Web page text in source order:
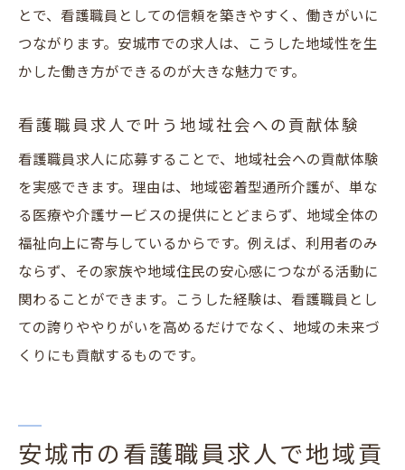
とで、看護職員としての信頼を築きやすく、働きがいに
つながります。安城市での求人は、こうした地域性を生
かした働き方ができるのが大きな魅力です。
看護職員求人で叶う地域社会への貢献体験
看護職員求人に応募することで、地域社会への貢献体験
を実感できます。理由は、地域密着型通所介護が、単な
る医療や介護サービスの提供にとどまらず、地域全体の
福祉向上に寄与しているからです。例えば、利用者のみ
ならず、その家族や地域住民の安心感につながる活動に
関わることができます。こうした経験は、看護職員とし
ての誇りややりがいを高めるだけでなく、地域の未来づ
くりにも貢献するものです。
安城市の看護職員求人で地域貢